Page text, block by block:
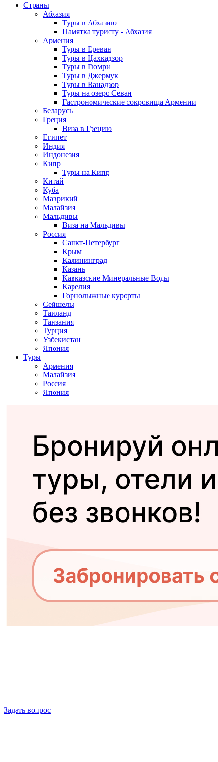
Страны
Абхазия
Туры в Абхазию
Памятка туристу - Абхазия
Армения
Туры в Ереван
Туры в Цахкадзор
Туры в Гюмри
Туры в Джермук
Туры в Ванадзор
Туры на озеро Севан
Гастрономические сокровища Армении
Беларусь
Греция
Виза в Грецию
Египет
Индия
Индонезия
Кипр
Туры на Кипр
Китай
Куба
Маврикий
Малайзия
Мальдивы
Виза на Мальдивы
Россия
Санкт-Петербург
Крым
Калининград
Казань
Кавказские Минеральные Воды
Карелия
Горнолыжные курорты
Сейшелы
Таиланд
Танзания
Турция
Узбекистан
Япония
Туры
Армения
Малайзия
Россия
Япония
Задать вопрос